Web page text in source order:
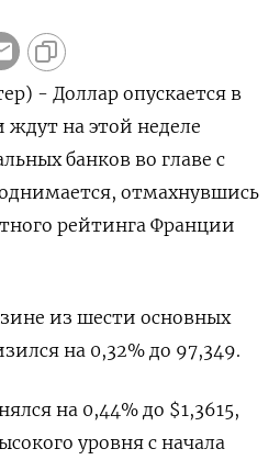
- Доллар опускается в
на этой неделе
банков во главе с
отмахнувшись
рейтинга Франции
из шести основных
на 0,32% до 97,349​.
на 0,44% до $1,3615,
уровня с начала